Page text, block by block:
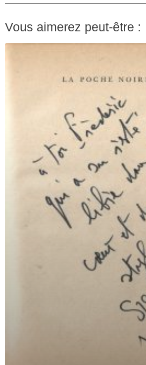
Vous aimerez peut-être :